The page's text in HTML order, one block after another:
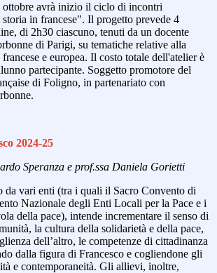
ottobre avrà inizio il ciclo di incontri
in francese". Il progetto prevede 4
di 2h30 ciascuno, tenuti da un docente
di Parigi, su tematiche relative alla
e europea. Il costo totale dell'atelier è
partecipante. Soggetto promotore del
di Foligno, in partenariato con
2024-25
Speranza e prof.ssa Daniela Gorietti
da vari enti (tra i quali il Sacro Convento di
Nazionale degli Enti Locali per la Pace e i
della pace), intende incrementare il senso di
la cultura della solidarietà e della pace,
dell’altro, le competenze di cittadinanza
dalla figura di Francesco e cogliendone gli
e contemporaneità. Gli allievi, inoltre,